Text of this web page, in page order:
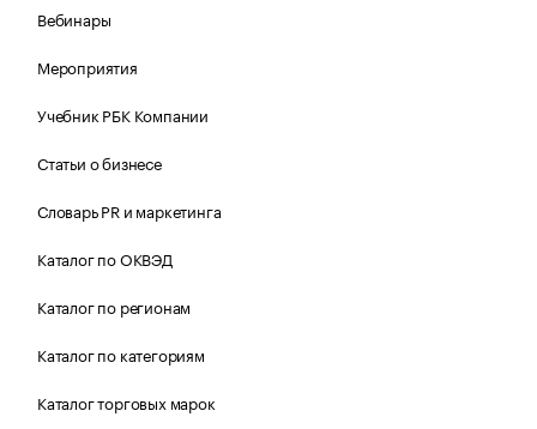
Вебинары
Мероприятия
Учебник РБК Компании
Статьи о бизнесе
Словарь PR и маркетинга
Каталог по ОКВЭД
Каталог по регионам
Каталог по категориям
Каталог торговых марок